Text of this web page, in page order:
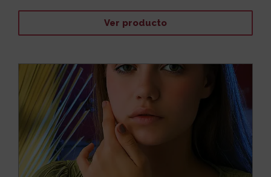
Ver producto